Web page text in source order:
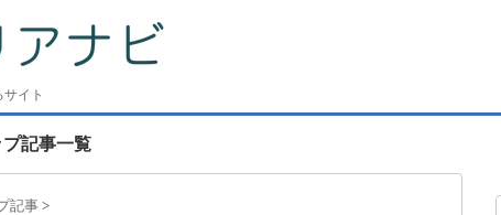
イト
プ記事一覧
記事 >